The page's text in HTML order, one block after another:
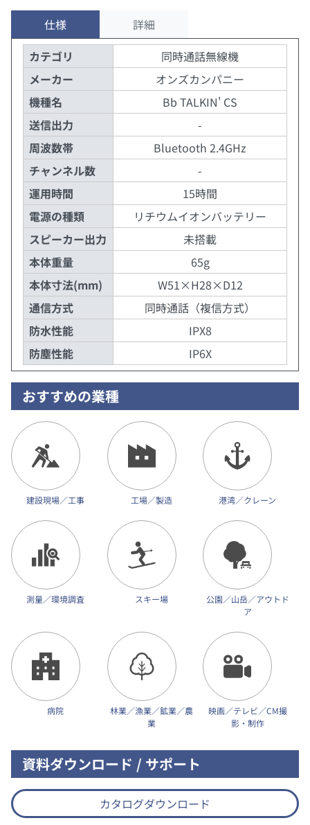
仕様
詳細
カテゴリ
同時通話無線機
メーカー
オンズカンパニー
機種名
Bb TALKIN' CS
送信出力
-
周波数帯
Bluetooth 2.4GHz
チャンネル数
-
運用時間
15時間
電源の種類
リチウムイオンバッテリー
スピーカー出力
未搭載
本体重量
65g
本体寸法(mm)
W51×H28×D12
通信方式
同時通話（複信方式）
防水性能
IPX8
防塵性能
IP6X
おすすめの業種
建設現場／工事 工場／製造 港湾／クレーン
測量／環境調査 スキー場
公園／山岳／アウトド
ア
病院
林業／漁業／鉱業／農
業
映画／テレビ／CM撮
影・制作
資料ダウンロード / サポート
カタログダウンロード